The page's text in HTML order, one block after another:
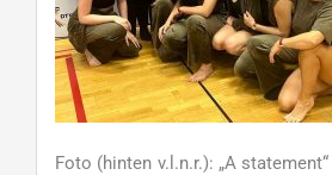
Foto (hinten v.l.n.r.): „A